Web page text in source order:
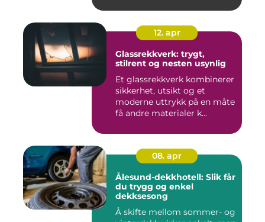
12. apr
Glassrekkverk: trygt,
stilrent og nesten usynlig
Et glassrekkverk kombinerer
sikkerhet, utsikt og et
moderne uttrykk på en måte
få andre materialer k...
08. apr
Ålesund-dekkhotell: Slik får
du trygg og enkel
dekksesong
Å skifte mellom sommer- og